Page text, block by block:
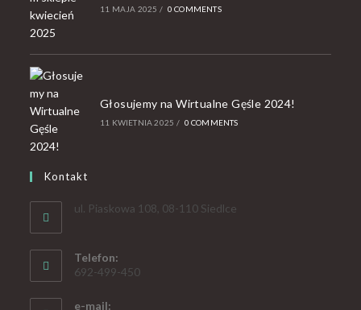
11 MAJA 2025 / 0 COMMENTS
Głosujemy na Wirtualne Gęśle 2024!
11 KWIETNIA 2025 / 0 COMMENTS
Kontakt
ul. Piaskowa 108, 08-110 Siedlce
Telefon:
692-499-450
e-mail: